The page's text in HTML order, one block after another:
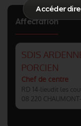
Accéder
Affectation
SDIS
PORCIEN
Chef de centre
RD 14-lieudit les
08 220